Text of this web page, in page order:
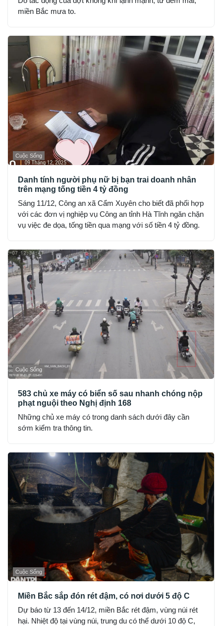
miền Bắc mưa to.
Cuộc Sống
Danh tính người phụ nữ bị bạn trai doanh nhân
trên mạng tống tiền 4 tỷ đồng
Sáng 11/12, Công an xã Cẩm Xuyên cho biết đã phối hợp
với các đơn vị nghiệp vụ Công an tỉnh Hà Tĩnh ngăn chặn
vụ việc đe dọa, tống tiền qua mạng với số tiền 4 tỷ đồng.
Cuộc Sống
583 chủ xe máy có biển số sau nhanh chóng nộp
phạt nguội theo Nghị định 168
Những chủ xe máy có trong danh sách dưới đây cần
sớm kiểm tra thông tin.
Cuộc Sống
Miền Bắc sắp đón rét đậm, có nơi dưới 5 độ C
Dự báo từ 13 đến 14/12, miền Bắc rét đậm, vùng núi rét
hại. Nhiệt độ tại vùng núi, trung du có thể dưới 10 độ C,